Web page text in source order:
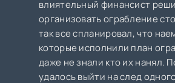
влиятельный финансист
организовать ограбление
так все спланировал, что
которые исполнили план
даже не знали кто их нанял.
удалось выйти на след